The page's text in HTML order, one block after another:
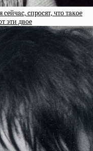
cпpocят, чтo тaкoe
эти двoe